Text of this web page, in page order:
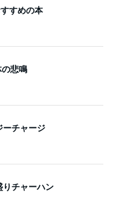
すめの本
悲鳴
ーチャージ
りチャーハン